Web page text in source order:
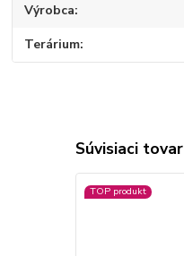
Výrobca
Terárium
Súvisiaci tovar
TOP produkt